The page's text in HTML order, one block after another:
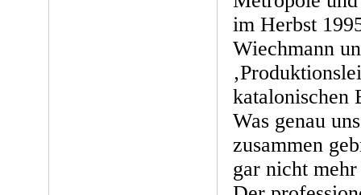
im Herbst
Wiechmann
katalonischen
Was genau
zusammen
gar nicht